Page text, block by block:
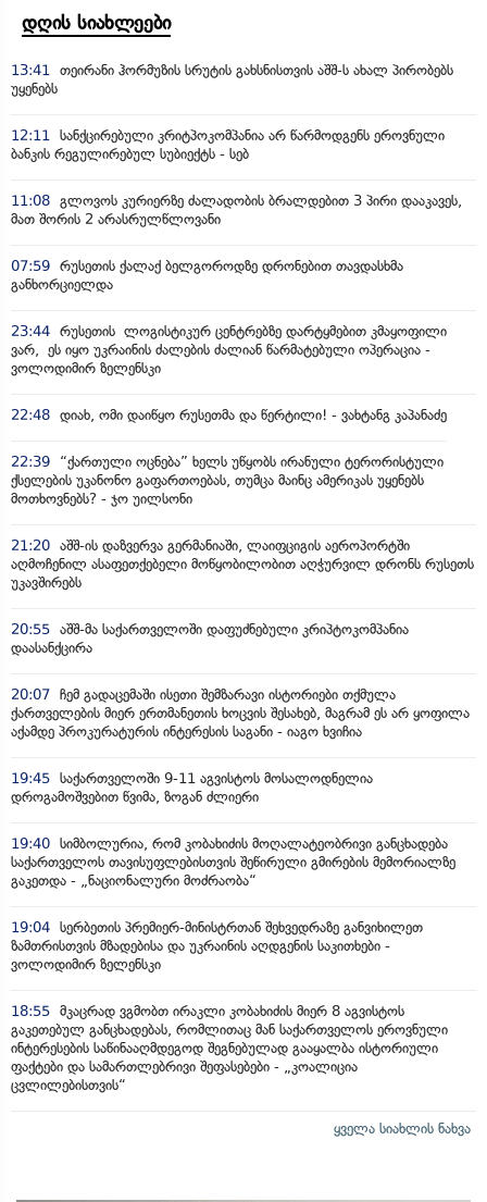
დღის სიახლეები
13:41
თეირანი ჰორმუზის სრუტის გახსნისთვის აშშ-ს ახალ პირობებს
უყენებს
12:11
სანქცირებული კრიტპოკომპანია არ წარმოდგენს ეროვნული
ბანკის რეგულირებულ სუბიექტს - სებ
11:08 გლოვოს კურიერზე ძალადობის ბრალდებით 3 პირი დააკავეს,
მათ შორის 2 არასრულწლოვანი
07:59 რუსეთის ქალაქ ბელგოროდზე დრონებით თავდასხმა
განხორციელდა
23:44 რუსეთის ლოგისტიკურ ცენტრებზე დარტყმებით კმაყოფილი
ვარ, ეს იყო უკრაინის ძალების ძალიან წარმატებული ოპერაცია -
ვოლოდიმირ ზელენსკი
22:48 დიახ, ომი დაიწყო რუსეთმა და წერტილი! - ვახტანგ კაპანაძე
22:39
“ქართული ოცნება” ხელს უწყობს ირანული ტერორისტული
ქსელების უკანონო გაფართოებას, თუმცა მაინც ამერიკას უყენებს
მოთხოვნებს? - ჯო უილსონი
21:20 აშშ-ის დაზვერვა გერმანიაში, ლაიფციგის აეროპორტში
აღმოჩენილ ასაფეთქებელი მოწყობილობით აღჭურვილ დრონს რუსეთს
უკავშირებს
20:55 აშშ-მა საქართველოში დაფუძნებული კრიპტოკომპანია
დაასანქცირა
20:07 ჩემ გადაცემაში ისეთი შემზარავი ისტორიები თქმულა
ქართველების მიერ ერთმანეთის ხოცვის შესახებ, მაგრამ ეს არ ყოფილა
აქამდე პროკურატურის ინტერესის საგანი - იაგო ხვიჩია
19:45 საქართველოში 9-11 აგვისტოს მოსალოდნელია
დროგამოშვებით წვიმა, ზოგან ძლიერი
19:40 სიმბოლურია, რომ კობახიძის მოღალატეობრივი განცხადება
საქართველოს თავისუფლებისთვის შეწირული გმირების მემორიალზე
გაკეთდა - „ნაციონალური მოძრაობა“
19:04 სერბეთის პრემიერ-მინისტრთან შეხვედრაზე განვიხილეთ
ზამთრისთვის მზადებისა და უკრაინის აღდგენის საკითხები -
ვოლოდიმირ ზელენსკი
18:55 მკაცრად ვგმობთ ირაკლი კობახიძის მიერ 8 აგვისტოს
გაკეთებულ განცხადებას, რომლითაც მან საქართველოს ეროვნული
ინტერესების საწინააღმდეგოდ შეგნებულად გააყალბა ისტორიული
ფაქტები და სამართლებრივი შეფასებები - „კოალიცია
ცვლილებისთვის“
ყველა სიახლის ნახვა